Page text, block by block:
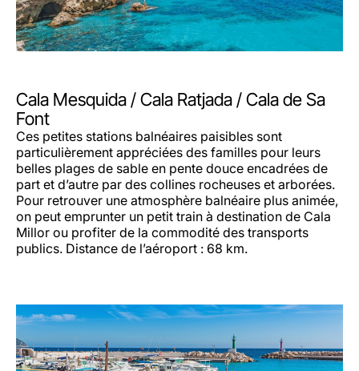
Cala Mesquida / Cala Ratjada / Cala de Sa
Font
Ces petites stations balnéaires paisibles sont
particulièrement appréciées des familles pour leurs
belles plages de sable en pente douce encadrées de
part et d’autre par des collines rocheuses et arborées.
Pour retrouver une atmosphère balnéaire plus animée,
on peut emprunter un petit train à destination de Cala
Millor ou profiter de la commodité des transports
publics. Distance de l’aéroport : 68 km.